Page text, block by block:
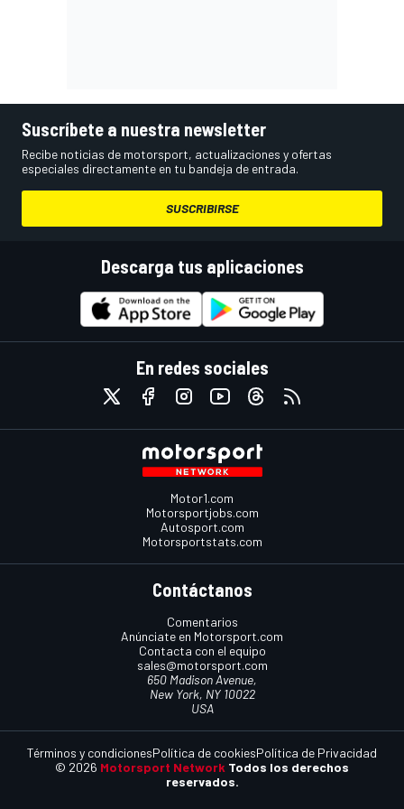
Suscríbete a nuestra newsletter
Recibe noticias de motorsport, actualizaciones y ofertas
especiales directamente en tu bandeja de entrada.
SUSCRIBIRSE
Descarga tus aplicaciones
En redes sociales
Motor1.com
Motorsportjobs.com
Autosport.com
Motorsportstats.com
Contáctanos
Comentarios
Anúnciate en Motorsport.com
Contacta con el equipo
sales@motorsport.com
650 Madison Avenue,
New York, NY 10022
USA
© 2026 Motorsport Network Todos los derechos
reservados.
Términos y condicionesPolítica de cookiesPolítica de Privacidad